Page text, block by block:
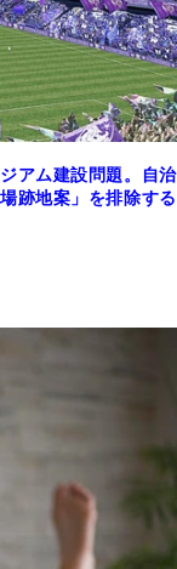
アム建設問題。自治
跡地案」を排除する